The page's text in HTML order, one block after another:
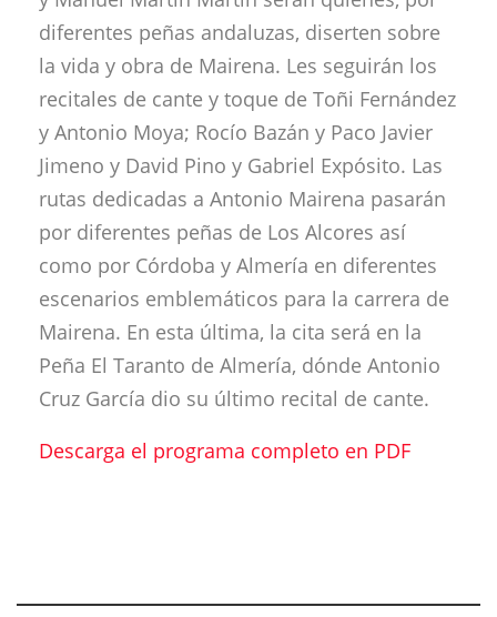
diferentes peñas andaluzas, diserten sobre
la vida y obra de Mairena. Les seguirán los
recitales de cante y toque de Toñi Fernández
y Antonio Moya; Rocío Bazán y Paco Javier
Jimeno y David Pino y Gabriel Expósito. Las
rutas dedicadas a Antonio Mairena pasarán
por diferentes peñas de Los Alcores así
como por Córdoba y Almería en diferentes
escenarios emblemáticos para la carrera de
Mairena. En esta última, la cita será en la
Peña El Taranto de Almería, dónde Antonio
Cruz García dio su último recital de cante.
Descarga el programa completo en PDF